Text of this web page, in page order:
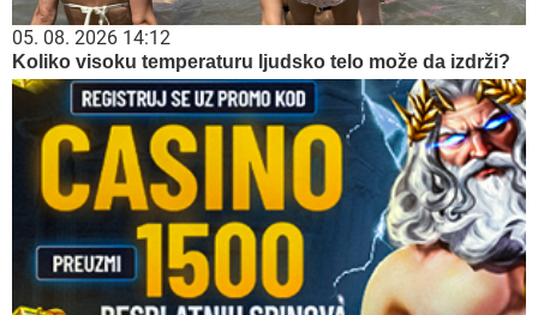
05. 08. 2026 14:12
Koliko visoku temperaturu ljudsko telo može da izdrži?